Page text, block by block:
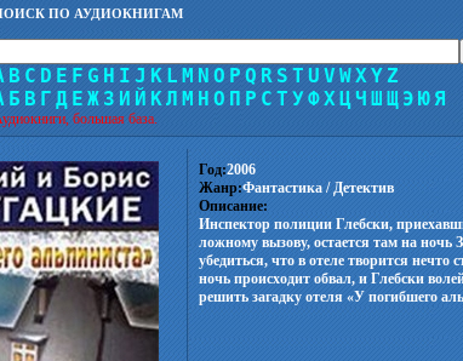
ПО АУДИОКНИГАМ
B C D E F G H I J K L M N O P Q R S T U V WXYZ
Б В Г Д Е Ж З И Й КЛ М Н О П Р С Т УФХ ЦЧ Ш Щ Э ЮЯ
большая база.
Год:2006
Жанр:Фантастика / Детектив
Описание:
Инспектор полиции Глебски,
ложному вызову, остается там на ночь
убедиться, что в отеле творится нечто
ночь происходит обвал, и Глебски
решить загадку отеля «У погибшего